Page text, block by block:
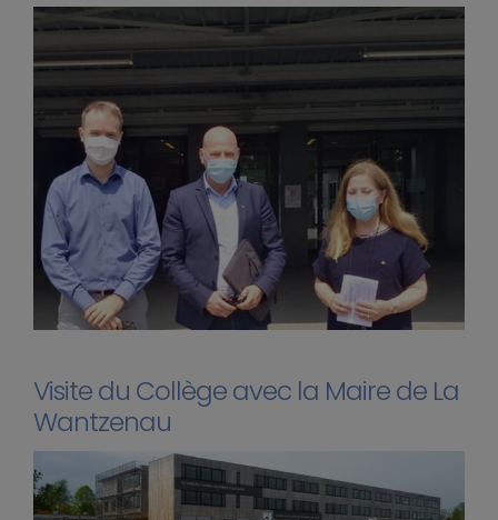
Visite du Collège avec la Maire de La
Wantzenau